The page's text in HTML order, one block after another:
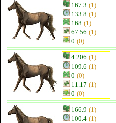
167.3 (1)
133.8 (1)
168 (1)
67.56 (1)
0 (0)
4.206 (1)
109.6 (1)
0 (0)
11.17 (1)
0 (0)
166.9 (1)
100.4 (1)